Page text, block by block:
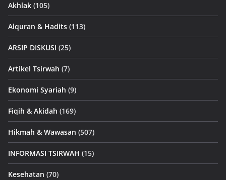
Akhlak (105)
Alquran & Hadits (113)
ARSIP DISKUSI (25)
Artikel Tsirwah (7)
Ekonomi Syariah (9)
Fiqih & Akidah (169)
Hikmah & Wawasan (507)
INFORMASI TSIRWAH (15)
Kesehatan (70)